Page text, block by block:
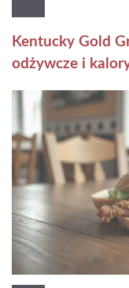
Kentucky Gold
odżywcze i